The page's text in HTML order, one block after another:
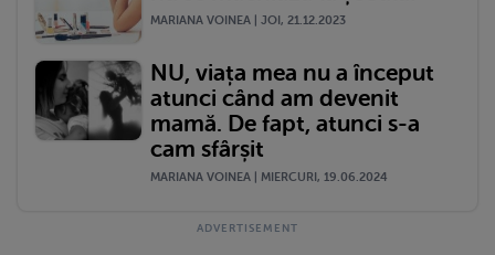
MARIANA VOINEA | JOI, 21.12.2023
NU, viața mea nu a început
atunci când am devenit
mamă. De fapt, atunci s-a
cam sfârșit
MARIANA VOINEA | MIERCURI, 19.06.2024